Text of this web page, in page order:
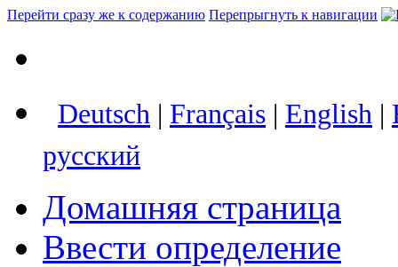
Перейти сразу же к содержанию Перепрыгнуть к навигации
Deutsch | Français | English |
русский
Домашняя страница
Ввести определение